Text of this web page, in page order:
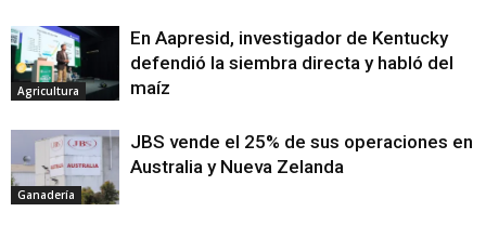
Agricultura
En Aapresid, investigador de Kentucky
defendió la siembra directa y habló del
maíz
Ganadería
JBS vende el 25% de sus operaciones en
Australia y Nueva Zelanda